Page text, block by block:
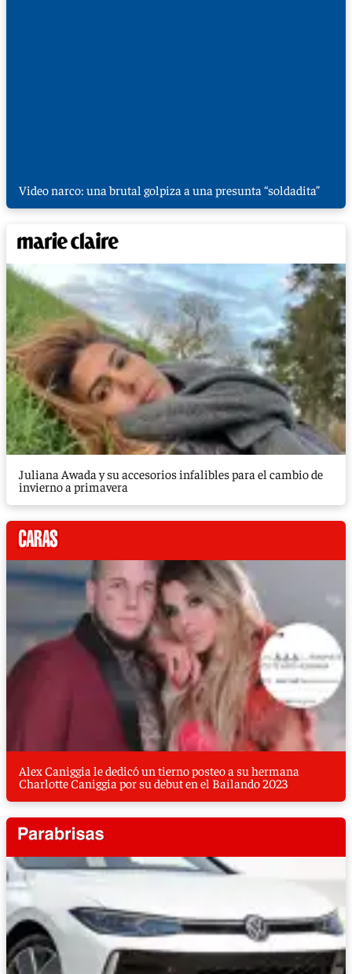
Video narco: una brutal golpiza a una presunta “soldadita”
Juliana Awada y su accesorios infalibles para el cambio de
invierno a primavera
Alex Caniggia le dedicó un tierno posteo a su hermana
Charlotte Caniggia por su debut en el Bailando 2023